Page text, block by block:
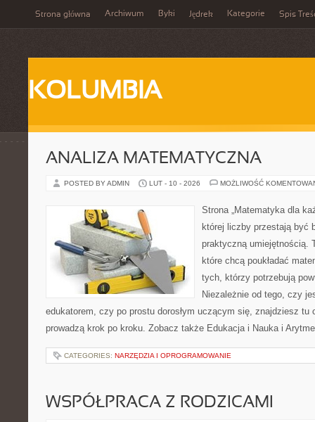
Strona główna Archiwum Byki Jędrek Kategorie Spis
KOLUMBIA
ANALIZA MATEMATYCZNA
POSTED BY ADMIN LUT - 10 - 2026 MOŻLIWOŚĆ
Strona „Matematyka dla
której liczby przestają być
praktyczną umiejętnością.
które chcą poukładać
tych, którzy potrzebują
Niezależnie od tego, czy
edukatorem, czy po prostu dorosłym uczącym się, znajdziesz tu
prowadzą krok po kroku. Zobacz także Edukacja i Nauka i
CATEGORIES: NARZĘDZIA I OPROGRAMOWANIE
WSPÓŁPRACA Z RODZICAMI